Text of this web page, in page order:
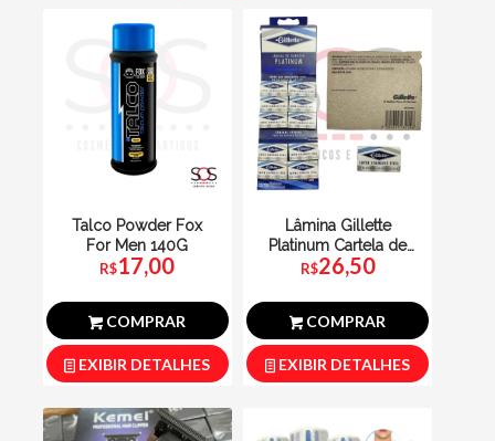
Talco Powder Fox
For Men 140G
R$17,00
COMPRAR
EXIBIR DETALHES
Lâmina Gillette
Platinum Cartela de
50un.
R$26,50
COMPRAR
EXIBIR DETALHES